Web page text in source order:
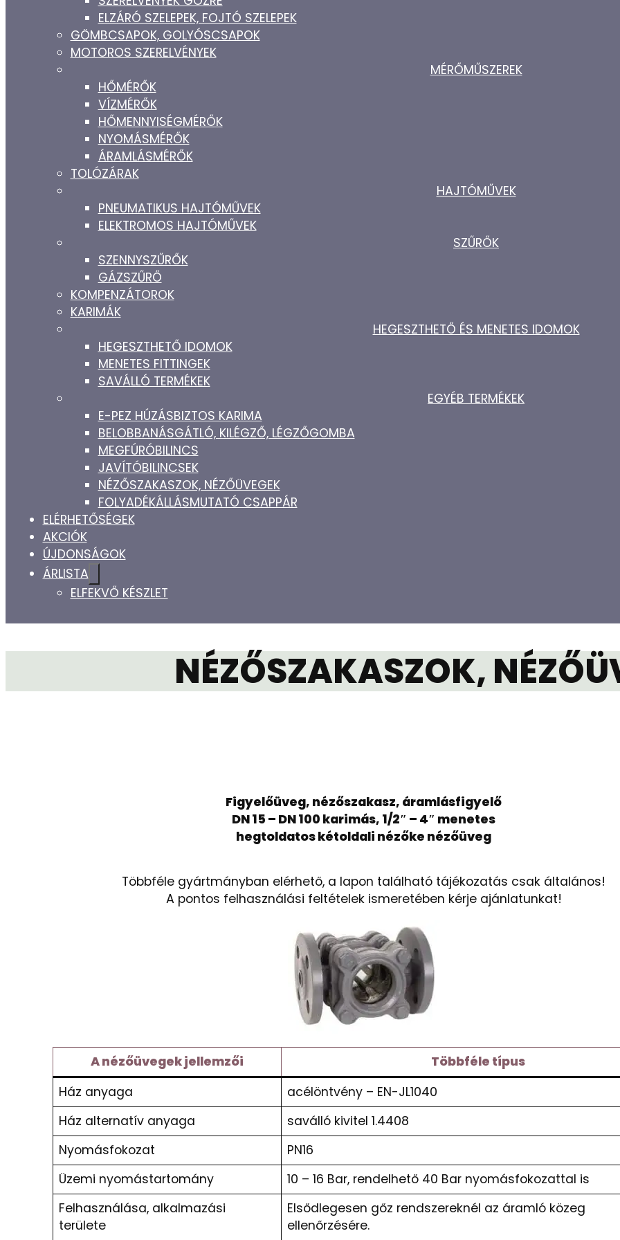
ELZÁRÓ SZELEPEK, FOJTÓ SZELEPEK
GÖMBCSAPOK, GOLYÓSCSAPOK
MOTOROS SZERELVÉNYEK
MÉRŐMŰSZEREK
HŐMÉRŐK
VÍZMÉRŐK
HŐMENNYISÉGMÉRŐK
NYOMÁSMÉRŐK
ÁRAMLÁSMÉRŐK
TOLÓZÁRAK
HAJTÓMŰVEK
PNEUMATIKUS HAJTÓMŰVEK
ELEKTROMOS HAJTÓMŰVEK
SZŰRŐK
SZENNYSZŰRŐK
GÁZSZŰRŐ
KOMPENZÁTOROK
KARIMÁK
HEGESZTHETŐ ÉS MENETES IDOMOK
HEGESZTHETŐ IDOMOK
MENETES FITTINGEK
SAVÁLLÓ TERMÉKEK
EGYÉB TERMÉKEK
E-PEZ HÚZÁSBIZTOS KARIMA
BELOBBANÁSGÁTLÓ, KILÉGZŐ, LÉGZŐGOMBA
MEGFÚRÓBILINCS
JAVÍTÓBILINCSEK
NÉZŐSZAKASZOK, NÉZŐÜVEGEK
FOLYADÉKÁLLÁSMUTATÓ CSAPPÁR
ELÉRHETŐSÉGEK
AKCIÓK
ÚJDONSÁGOK
ÁRLISTA
ELFEKVŐ KÉSZLET
NÉZŐSZAKASZOK,
Figyelőüveg, nézőszakasz, áramlásfigyelő
DN 15 – DN 100 karimás, 1/2″ – 4″ menetes
hegtoldatos kétoldali nézőke nézőüveg
Többféle gyártmányban elérhető, a lapon található tájékozatás csak általános!
A pontos felhasználási feltételek ismeretében kérje ajánlatunkat!
A nézőüvegek jellemzői
Többféle típus
Ház anyaga
acélöntvény – EN-JL1040
Ház alternatív anyaga
saválló kivitel 1.4408
Nyomásfokozat
PN16
Üzemi nyomástartomány
10 – 16 Bar, rendelhető 40 Bar nyomásfokozattal is
Felhasználása, alkalmazási
területe
Elsődlegesen gőz rendszereknél az áramló közeg
ellenőrzésére.